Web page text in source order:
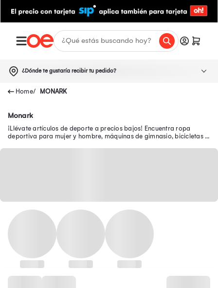
¿Dónde te gustaría recibir tu pedido?
MONARK
Monark
¡Llévate artículos de deporte a precios bajos! Encuentra ropa
deportiva para mujer y hombre, máquinas de gimnasio, bicicletas y